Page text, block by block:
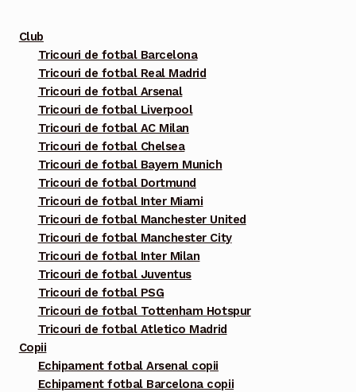
Club
Tricouri de fotbal Barcelona
Tricouri de fotbal Real Madrid
Tricouri de fotbal Arsenal
Tricouri de fotbal Liverpool
Tricouri de fotbal AC Milan
Tricouri de fotbal Chelsea
Tricouri de fotbal Bayern Munich
Tricouri de fotbal Dortmund
Tricouri de fotbal Inter Miami
Tricouri de fotbal Manchester United
Tricouri de fotbal Manchester City
Tricouri de fotbal Inter Milan
Tricouri de fotbal Juventus
Tricouri de fotbal PSG
Tricouri de fotbal Tottenham Hotspur
Tricouri de fotbal Atletico Madrid
Copii
Echipament fotbal Arsenal copii
Echipament fotbal Barcelona copii